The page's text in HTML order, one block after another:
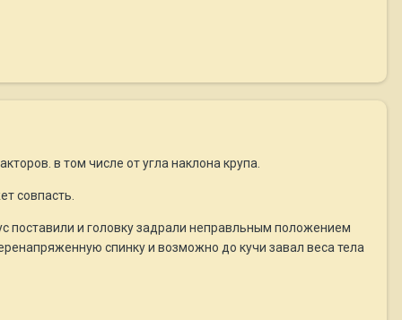
в том числе от угла наклона крупа.
совпасть.
поставили и головку задрали неправльным положением
спинку и возможно до кучи завал веса тела